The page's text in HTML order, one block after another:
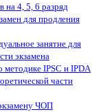
на 4, 5, 6 разряд
для продления
занятие для
экзамена
IPSC и IPDA
части
ЧОП